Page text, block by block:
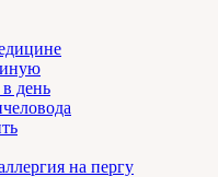
день
на пергу